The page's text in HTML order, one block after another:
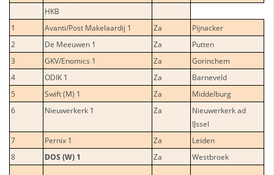
HKB
1
Avanti/Post Makelaardij 1 Za
Pijnacker
2
De Meeuwen 1 Za
Putten
3
GKV/Enomics 1 Za
Gorinchem
4
ODIK 1 Za
Barneveld
5
Swift (M) 1 Za
Middelburg
6
Nieuwerkerk 1 Za
Nieuwerkerk ad
IJssel
7
Pernix 1 Za
Leiden
8
DOS (W) 1 Za Westbroek